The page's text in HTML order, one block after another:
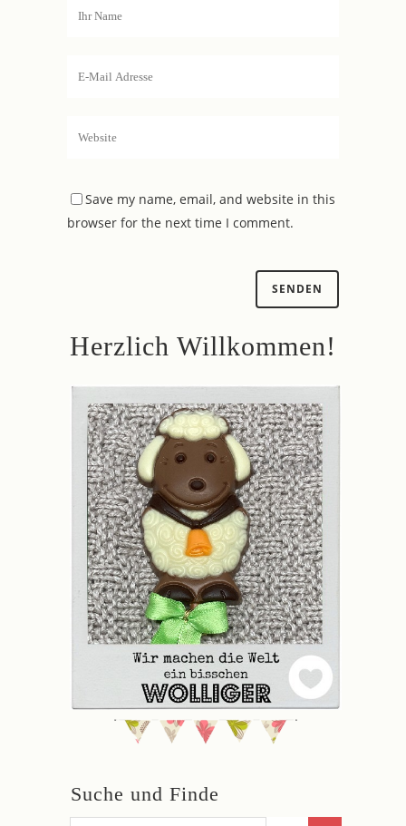
Save my name, email, and website in this
browser for the next time I comment.
Herzlich Willkommen!
Suche und Finde